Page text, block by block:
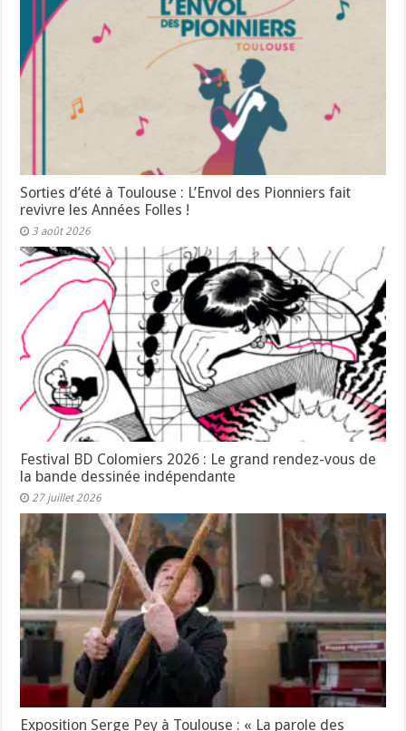
Sorties d’été à Toulouse : L’Envol des Pionniers fait
revivre les Années Folles !
3 août 2026
Festival BD Colomiers 2026 : Le grand rendez-vous de
la bande dessinée indépendante
27 juillet 2026
Exposition Serge Pey à Toulouse : « La parole des